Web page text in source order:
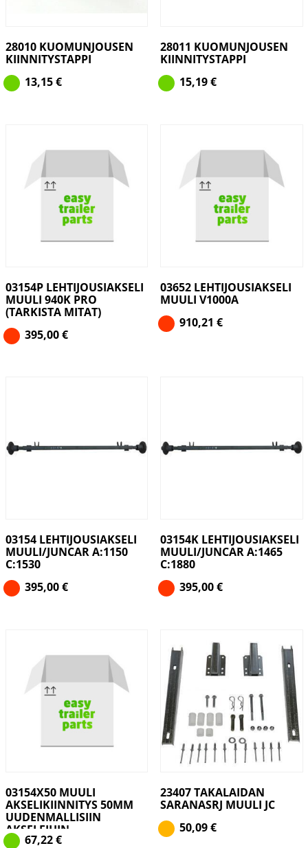
28010 KUOMUNJOUSEN
KIINNITYSTAPPI
13,15€
28011 KUOMUNJOUSEN
KIINNITYSTAPPI
15,19€
03154P LEHTIJOUSIAKSELI
MUULI 940K PRO
(TARKISTA MITAT)
395,00€
03652 LEHTIJOUSIAKSELI
MUULI V1000A
910,21 €
03154 LEHTIJOUSIAKSELI
MUULI/JUNCAR A:1150
C:1530
395,00€
03154K LEHTIJOUSIAKSELI
MUULI/JUNCAR A:1465
C:1880
395,00€
03154X50 MUULI
AKSELIKIINNITYS 50MM
UUDENMALLISIIN
AKSELEIHIN
67,22€
23407 TAKALAIDAN
SARANASRJ MUULI JC
50,09€